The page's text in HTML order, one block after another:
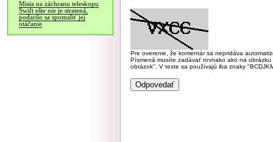
Misia na záchranu teleskopu
Swift ešte nie je stratená,
podarilo sa spomaliť jej
otáčanie
Pre overenie, že komentár sa nepridáva
Písmená musíte zadávať rovnako ako na
obrázok". V texte sa používajú iba znaky